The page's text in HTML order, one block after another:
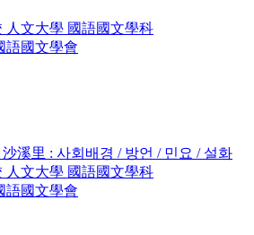
人文大學 國語國文學科
語國文學會
溪里 : 사회배경 / 방언 / 민요 / 설화
人文大學 國語國文學科
語國文學會